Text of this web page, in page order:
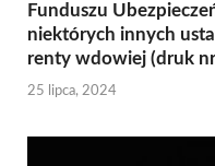
Funduszu
niektórych innych
renty wdowiej (druk
25 lipca, 2024